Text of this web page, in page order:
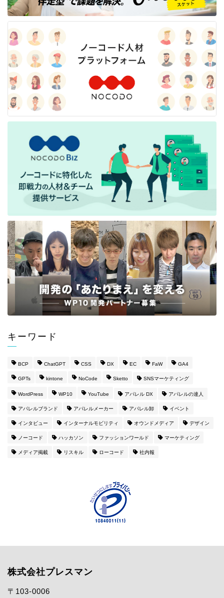
キーワード
BCP ChatGPT CSS DX EC FaW GA4
GPTs kintone NoCode Sketto SNSマーケティング
WordPress WP10 YouTube アパレル DX アパレルの達人
アパレルブランド アパレルメーカー アパレル卸 イベント
インタビュー インターナルモビリティ オウンドメディア デザイン
ノーコード ハッカソン ファッションワールド マーケティング
メディア掲載 リスキル ローコード 社内報
株式会社プレスマン
〒103-0006